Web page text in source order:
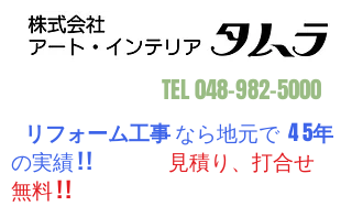
TEL048-982-5000
リフォーム工事なら地元で 4 5年
の実績 ! !
見積り、打合せ
無料 ! !